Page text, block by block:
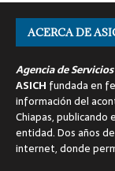
ACERCA DE
Agencia de
ASICH fundada en
información del
Chiapas, publicando
entidad. Dos años
internet, donde